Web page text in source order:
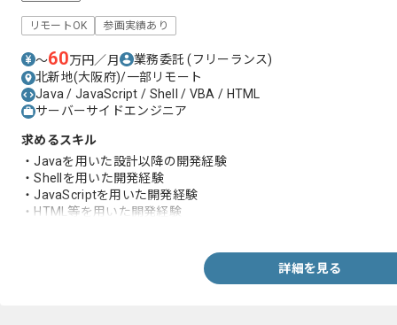
リモートOK 参画実績あり
〜60万円／月 業務委託(フリーランス)
北新地(大阪府)/一部リモート
Java / JavaScript / Shell / VBA / HTML
サーバーサイドエンジニア
求めるスキル
・Javaを用いた設計以降の開発経験
・Shellを用いた開発経験
・JavaScriptを用いた開発経験
・HTML等を用いた開発経験
詳細を見る